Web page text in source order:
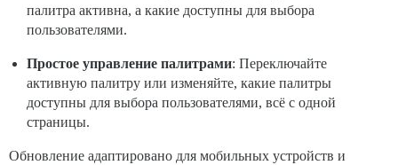
палитра активна, а какие доступны для выбора
пользователями.
Простое управление палитрами: Переключайте
активную палитру или изменяйте, какие палитры
доступны для выбора пользователями, всё с одной
страницы.
Обновление адаптировано для мобильных устройств и